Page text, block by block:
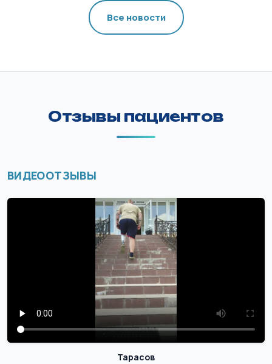
Все новости
Отзывы пациентов
ВИДЕООТЗЫВЫ
Тарасов